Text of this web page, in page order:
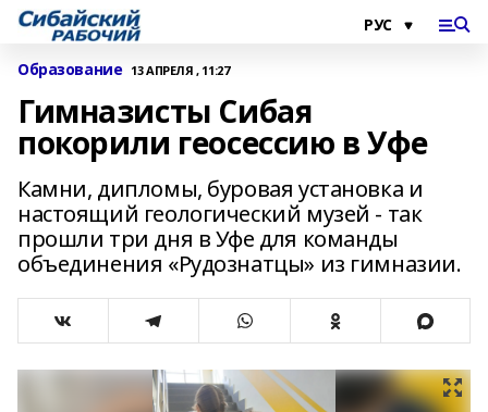
Образование 13 АПРЕЛЯ , 11:27
Гимназисты Сибая
покорили геосессию в Уфе
Камни, дипломы, буровая установка и
настоящий геологический музей - так
прошли три дня в Уфе для команды
объединения «Рудознатцы» из гимназии.